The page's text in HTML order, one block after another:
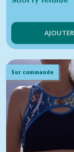
AJOUTER
Sur commande